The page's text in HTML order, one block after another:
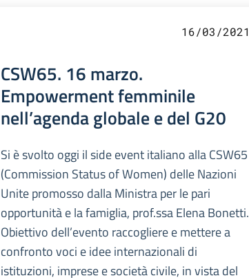
16/03/2021
CSW65. 16 marzo.
Empowerment femminile
nell’agenda globale e del G20
Si è svolto oggi il side event italiano alla CSW65
(Commission Status of Women) delle Nazioni
Unite promosso dalla Ministra per le pari
opportunità e la famiglia, prof.ssa Elena Bonetti.
Obiettivo dell’evento raccogliere e mettere a
confronto voci e idee internazionali di
istituzioni, imprese e società civile, in vista del